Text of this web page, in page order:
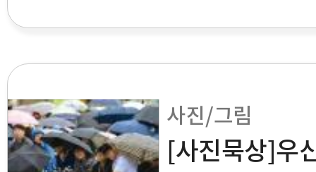
사진/그림
[사진묵상]우